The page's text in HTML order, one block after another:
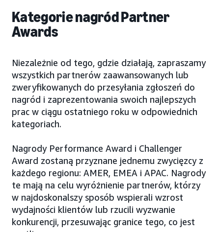
Kategorie nagród Partner
Awards
Niezależnie od tego, gdzie działają, zapraszamy
wszystkich partnerów zaawansowanych lub
zweryfikowanych do przesyłania zgłoszeń do
nagród i zaprezentowania swoich najlepszych
prac w ciągu ostatniego roku w odpowiednich
kategoriach.
Nagrody Performance Award i Challenger
Award zostaną przyznane jednemu zwycięzcy z
każdego regionu: AMER, EMEA i APAC. Nagrody
te mają na celu wyróżnienie partnerów, którzy
w najdoskonalszy sposób wspierali wzrost
wydajności klientów lub rzucili wyzwanie
konkurencji, przesuwając granice tego, co jest